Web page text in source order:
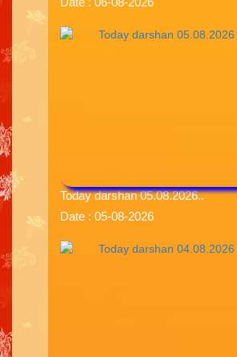
Today darshan 05.08.2026..
Date : 05-08-2026